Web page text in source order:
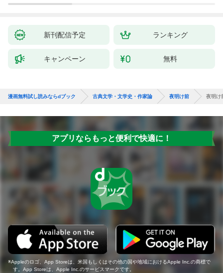
新刊配信予定 ランキング
キャンペーン 無料
漫画無料試し読みならdブック 古典文学・文学史・作家論 夜明け前 夜明け
アプリならもっと便利で快適に！
Appleのロゴ、App Storeは、米国もしくはその他の国や地域におけるApple Inc.の商標で
す。App Storeは、Apple Inc.のサービスマークです。